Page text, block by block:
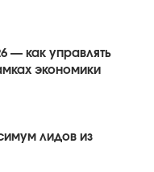
— как управлять
экономики
лидов из